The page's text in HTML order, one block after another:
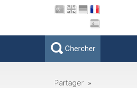
Chercher
Partager »